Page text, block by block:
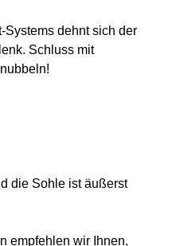
Systems dehnt sich der
Schluss mit
die Sohle ist äußerst
empfehlen wir Ihnen,